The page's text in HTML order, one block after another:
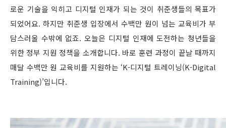
로운 기술을 익히고 디지털 인재가 되는 것이 취준생들의 목표가
되었어요. 하지만 취준생 입장에서 수백만 원이 넘는 교육비가 부
담스러울 수밖에 없죠. 오늘은 디지털 인재에 도전하는 청년들을
위한 정부 지원 정책을 소개합니다. 바로 훈련 과정이 끝날 때까지
매달 수백만 원 교육비를 지원하는 ‘K-디지털 트레이닝(K-Digital
Training)’입니다.